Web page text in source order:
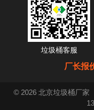
垃圾桶客服
厂长报
© 2026 北京垃圾桶厂家